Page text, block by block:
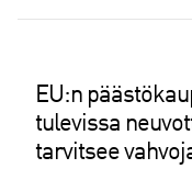
EU:n
tulevissa
tarvitsee